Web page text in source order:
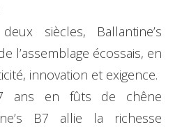
siècles, Ballantine’s
l’assemblage écossais, en
innovation et exigence.
ans en fûts de chêne
B7 allie la richesse